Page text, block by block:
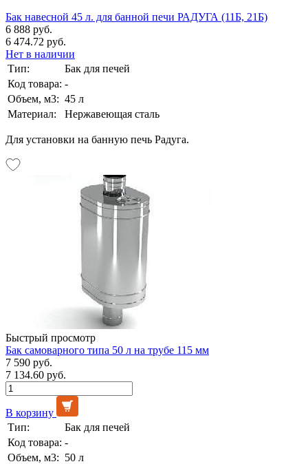
Бак навесной 45 л. для банной печи РАДУГА (11Б, 21Б)
6 888 руб.
6 474.72 руб.
Нет в наличии
Тип:
Бак для печей
Код товара: -
Объем, м3: 45 л
Материал:
Нержавеющая сталь
Для установки на банную печь Радуга.
Быстрый просмотр
Бак самоварного типа 50 л на трубе 115 мм
7 590 руб.
7 134.60 руб.
В корзину
Тип:
Бак для печей
Код товара: -
Объем, м3: 50 л